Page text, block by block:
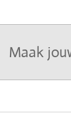
Maak